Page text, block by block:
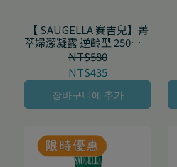
【 SAUGELLA 賽吉兒】菁
萃婦潔凝露 逆齡型 250mL/
瓶
NT$435
NT$580
장바구니에 추가